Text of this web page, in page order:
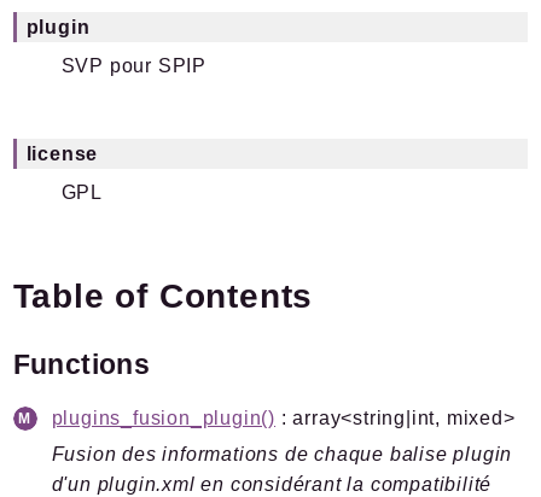
Namespaces
Spip / Plugin
Packages
Actionner
Actionneur
Actions
Depots
Fonctions
Formulaires
plugin
SVP pour SPIP
license
GPL
Table of Contents
Functions
plugins_fusion_plugin() : array<string|int, mixed>
Fusion des informations de chaque balise plugin
d'un plugin.xml en considérant la compatibilité